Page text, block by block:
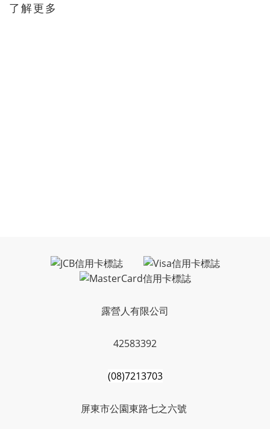
了解更多
露營人有限公司
42583392
(08)7213703
屏東市公園東路七之六號